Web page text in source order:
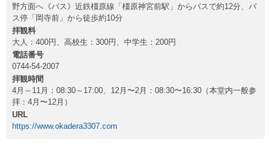
野方面へ《バス》近鉄橿原線「橿原神宮前駅」からバスで約12分、バ
ス停「岡寺前」から徒歩約10分
拝観料
大人：400円、高校生：300円、中学生：200円
電話番号
0744-54-2007
拝観時間
4月～11月：08:30～17:00、12月〜2月：08:30〜16:30（本堂内一般参
拝：4月〜12月）
URL
https://www.okadera3307.com